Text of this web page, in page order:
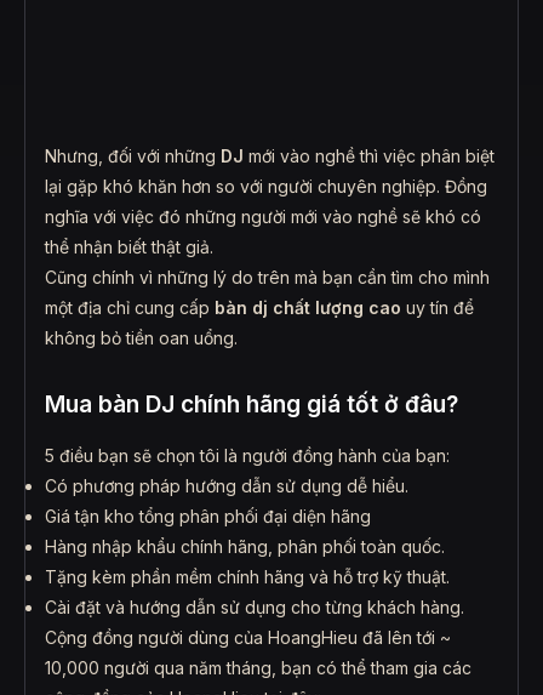
Nhưng, đối với những DJ mới vào nghề thì việc phân biệt
lại gặp khó khăn hơn so với người chuyên nghiệp. Đồng
nghĩa với việc đó những người mới vào nghề sẽ khó có
thể nhận biết thật giả.
Cũng chính vì những lý do trên mà bạn cần tìm cho mình
một địa chỉ cung cấp bàn dj chất lượng cao uy tín để
không bỏ tiền oan uổng.
Mua bàn DJ chính hãng giá tốt ở đâu?
5 điều bạn sẽ chọn tôi là người đồng hành của bạn:
Có phương pháp hướng dẫn sử dụng dễ hiểu.
Giá tận kho tổng phân phối đại diện hãng
Hàng nhập khẩu chính hãng, phân phối toàn quốc.
Tặng kèm phần mềm chính hãng và hỗ trợ kỹ thuật.
Cài đặt và hướng dẫn sử dụng cho từng khách hàng.
Cộng đồng người dùng của HoangHieu đã lên tới ~
10,000 người qua năm tháng, bạn có thể tham gia các